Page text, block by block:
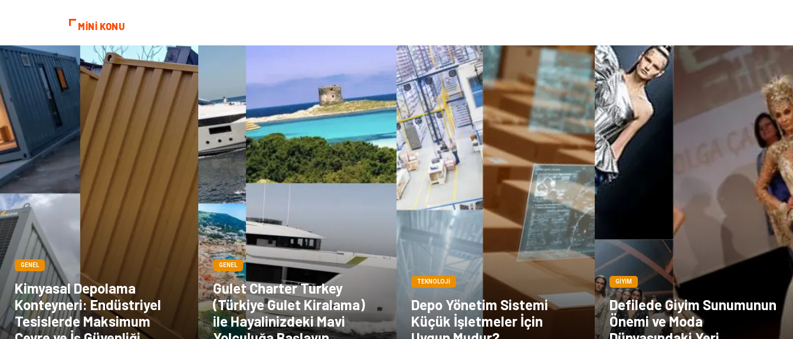
MİNİ KONU
GENEL
Kimyasal Depolama
Konteyneri: Endüstriyel
Tesislerde Maksimum
GENEL
Gulet Charter Turkey
(Türkiye Gulet Kiralama)
ile Hayalinizdeki Mavi
TEKNOLOJI
Depo Yönetim Sistemi
Küçük İşletmeler İçin
GIYIM
Defilede Giyim Sunumunun
Önemi ve Moda